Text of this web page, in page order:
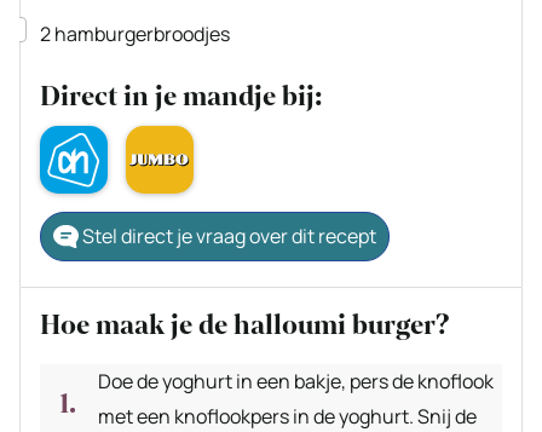
▢
2hamburgerbroodjes
Direct in je mandje bij:
Stel direct je vraag over dit recept
Hoe maak je de halloumi burger?
Doe de yoghurt in een bakje, pers de knoflook
met een knoflookpers in de yoghurt. Snij de